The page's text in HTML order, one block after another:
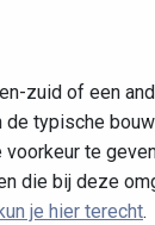
zuid of een
typische
te
die bij deze
kun je hier terecht.